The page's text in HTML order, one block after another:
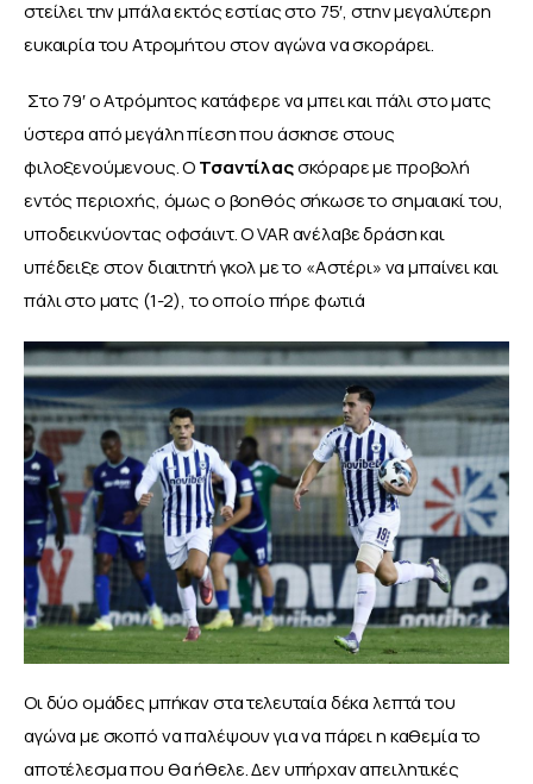
στείλει την μπάλα εκτός εστίας στο 75′, στην μεγαλύτερη
ευκαιρία του Ατρομήτου στον αγώνα να σκοράρει.
ύστερα από μεγάλη πίεση που άσκησε στους
φιλοξενούμενους. Ο Τσαντίλας σκόραρε με προβολή
εντός περιοχής, όμως ο βοηθός σήκωσε το σημαιακί του,
υποδεικνύοντας οφσάιντ. Ο VAR ανέλαβε δράση και
υπέδειξε στον διαιτητή γκολ με το «Αστέρι» να μπαίνει και
πάλι στο ματς (1-2), το οποίο πήρε φωτιά
Οι δύο ομάδες μπήκαν στα τελευταία δέκα λεπτά του
αγώνα με σκοπό να παλέψουν για να πάρει η καθεμία το
αποτέλεσμα που θα ήθελε. Δεν υπήρχαν απειλητικές